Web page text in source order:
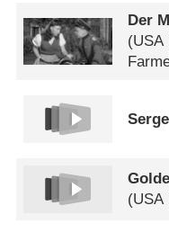
Der
(USA
(USA